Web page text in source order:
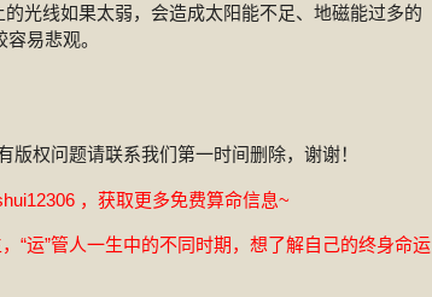
光线如果太弱，会造成太阳能不足、地磁能过多的
易悲观。
权问题请联系我们第一时间删除，谢谢！
，获取更多免费算命信息~
“运”管人一生中的不同时期，想了解自己的终身命运